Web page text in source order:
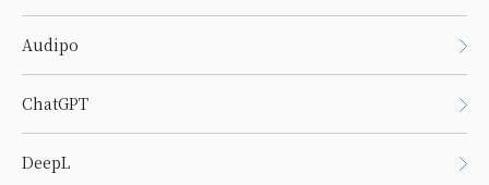
Audipo
ChatGPT
DeepL